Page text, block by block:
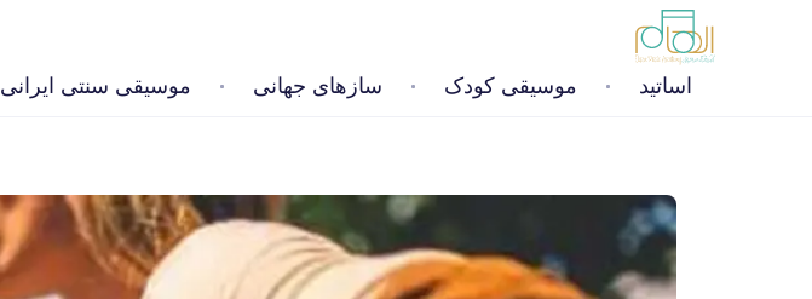
اساتید موسیقی کودک سازهای جهانی موسیقی سنتی ایرانی